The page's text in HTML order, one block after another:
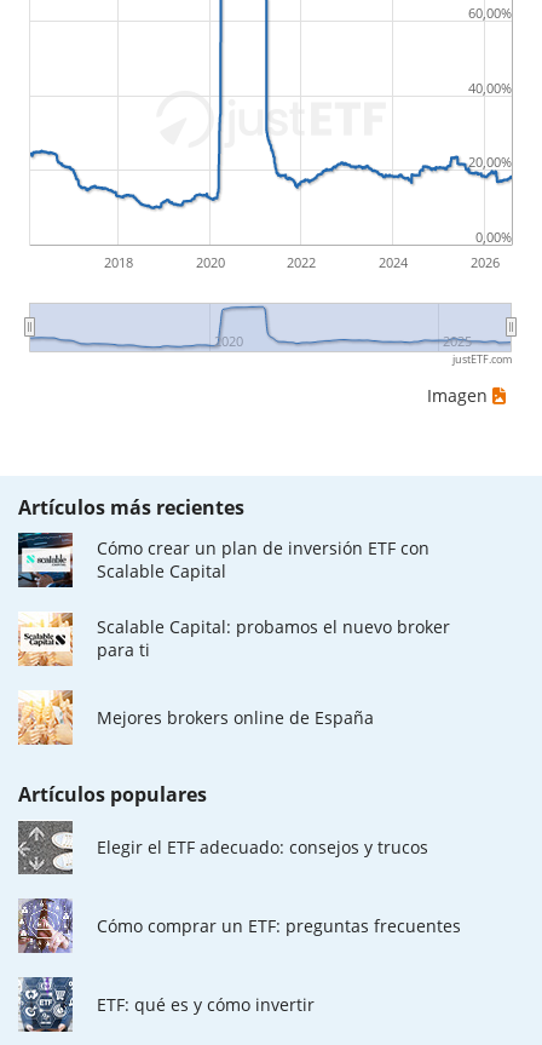
2018 2020 2022 2024 2026
2020 2025
0,00%
20,00%
40,00%
60,00%
justETF.com
Imagen
Artículos más recientes
Cómo crear un plan de inversión ETF con
Scalable Capital
Scalable Capital: probamos el nuevo broker
para ti
Mejores brokers online de España
Artículos populares
Elegir el ETF adecuado: consejos y trucos
Cómo comprar un ETF: preguntas frecuentes
ETF: qué es y cómo invertir